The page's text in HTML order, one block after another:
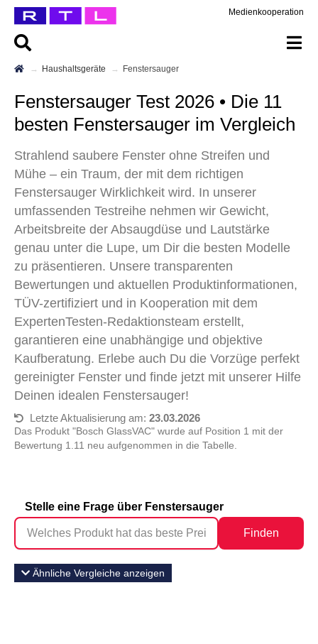
Medienkooperation
Haushaltsgeräte Fenstersauger
Fenstersauger Test 2026 • Die 11
besten Fenstersauger im Vergleich
Strahlend saubere Fenster ohne Streifen und
Mühe – ein Traum, der mit dem richtigen
Fenstersauger Wirklichkeit wird. In unserer
umfassenden Testreihe nehmen wir Gewicht,
Arbeitsbreite der Absaugdüse und Lautstärke
genau unter die Lupe, um Dir die besten Modelle
zu präsentieren. Unsere transparenten
Bewertungen und aktuellen Produktinformationen,
TÜV-zertifiziert und in Kooperation mit dem
ExpertenTesten-Redaktionsteam erstellt,
garantieren eine unabhängige und objektive
Kaufberatung. Erlebe auch Du die Vorzüge perfekt
gereinigter Fenster und finde jetzt mit unserer Hilfe
Deinen idealen Fenstersauger!
Letzte Aktualisierung am: 23.03.2026
Das Produkt "Bosch GlassVAC" wurde auf Position 1 mit der
Bewertung 1.11 neu aufgenommen in die Tabelle.
Stelle eine Frage über Fenstersauger
Finden
Ähnliche Vergleiche anzeigen